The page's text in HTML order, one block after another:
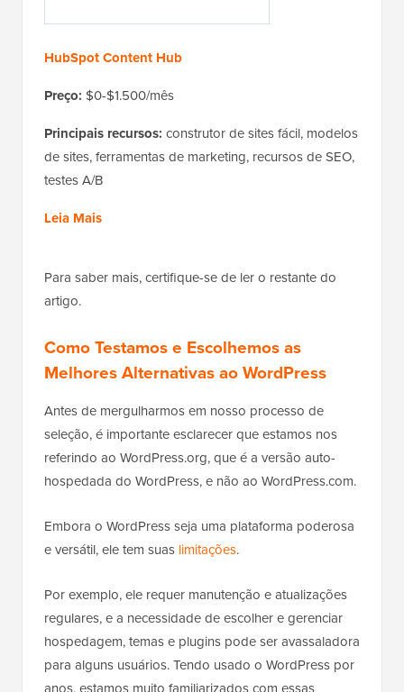
HubSpot Content Hub
Preço: $0-$1.500/mês
Principais recursos: construtor de sites fácil, modelos
de sites, ferramentas de marketing, recursos de SEO,
testes A/B
Leia Mais
Para saber mais, certifique-se de ler o restante do
artigo.
Como Testamos e Escolhemos as
Melhores Alternativas ao WordPress
Antes de mergulharmos em nosso processo de
seleção, é importante esclarecer que estamos nos
referindo ao WordPress.org, que é a versão auto-
hospedada do WordPress, e não ao WordPress.com.
Embora o WordPress seja uma plataforma poderosa
e versátil, ele tem suas limitações.
Por exemplo, ele requer manutenção e atualizações
regulares, e a necessidade de escolher e gerenciar
hospedagem, temas e plugins pode ser avassaladora
para alguns usuários. Tendo usado o WordPress por